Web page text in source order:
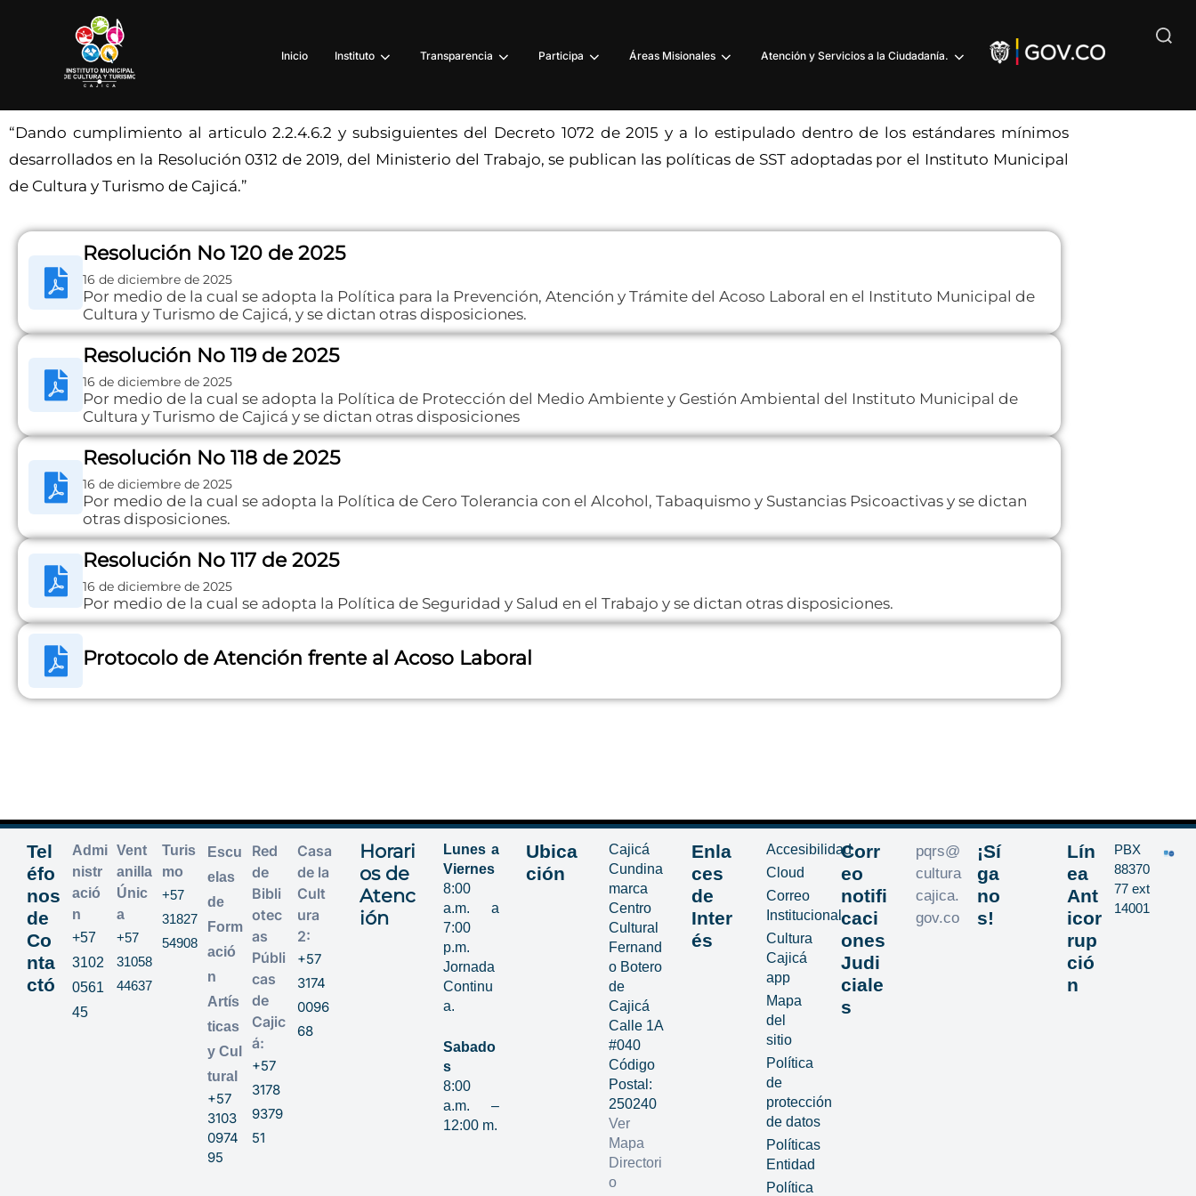
Inicio Instituto Transparencia Participa Áreas Misionales Atención y Servicios a la Ciudadanía.
“Dando cumplimiento al articulo 2.2.4.6.2 y subsiguientes del Decreto 1072 de 2015 y a lo estipulado dentro de los estándares mínimos
desarrollados en la Resolución 0312 de 2019, del Ministerio del Trabajo, se publican las políticas de SST adoptadas por el Instituto Municipal
de Cultura y Turismo de Cajicá.”
Resolución No 120 de 2025
16 de diciembre de 2025
Por medio de la cual se adopta la Política para la Prevención, Atención y Trámite del Acoso Laboral en el Instituto Municipal de
Cultura y Turismo de Cajicá, y se dictan otras disposiciones.
Resolución No 119 de 2025
16 de diciembre de 2025
Por medio de la cual se adopta la Política de Protección del Medio Ambiente y Gestión Ambiental del Instituto Municipal de
Cultura y Turismo de Cajicá y se dictan otras disposiciones
Resolución No 118 de 2025
16 de diciembre de 2025
Por medio de la cual se adopta la Política de Cero Tolerancia con el Alcohol, Tabaquismo y Sustancias Psicoactivas y se dictan
otras disposiciones.
Resolución No 117 de 2025
16 de diciembre de 2025
Por medio de la cual se adopta la Política de Seguridad y Salud en el Trabajo y se dictan otras disposiciones.
Protocolo de Atención frente al Acoso Laboral
Tel
éfo
nos
de
Co
nta
ctó
Admi
nistr
ació
n
+57
3102
0561
45
Vent
anilla
Únic
a
+57
31058
44637
Turis
mo
+57
31827
54908
Escu
elas
de
Form
ació
n
Artís
ticas
y Cul
tural
+57
3103
0974
95
Red
de
Bibli
otec
as
Públi
cas
de
Cajic
á:
+57
3178
9379
51
Casa
de la
Cult
ura
2:
+57
3174
0096
68
Horari
os de
Atenc
ión
Lunes a
Viernes
8:00
a.m. a
7:00
p.m.
Jornada
Continu
a.
Sabado
s
8:00
a.m. –
12:00 m.
Ubica
ción
Cajicá
Cundina
marca
Centro
Cultural
Fernand
o Botero
de
Cajicá
Calle 1A
#040
Código
Postal:
250240
Ver
Mapa
Directori
o
Enla
ces
de
Inter
és
Accesibilidad
Cloud
Correo
Institucional
Cultura
Cajicá
app
Mapa
del
sitio
Política
de
protección
de datos
Políticas
Entidad
Política
Corr
eo
notifi
caci
ones
Judi
ciale
s
pqrs@
cultura
cajica.
gov.co
¡Sí
ga
no
s!
Lín
ea
Ant
icor
rup
ció
n
PBX
88370
77 ext
14001